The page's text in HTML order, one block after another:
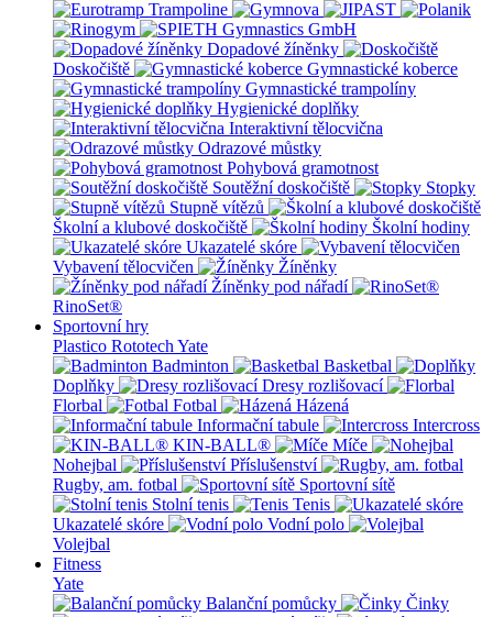
Dopadové žíněnky
Doskočiště
Gymnastické koberce
Gymnastické trampolíny
Hygienické doplňky
Interaktivní tělocvična
Odrazové můstky
Pohybová gramotnost
Soutěžní doskočiště
Stopky
Stupně vítězů
Školní a klubové doskočiště
Školní hodiny
Ukazatelé skóre
Vybavení tělocvičen
Žíněnky
Žíněnky pod nářadí
RinoSet®
Sportovní hry
Plastico Rototech Yate
Badminton
Basketbal
Doplňky
Dresy rozlišovací
Florbal
Fotbal
Házená
Informační tabule
Intercross
KIN-BALL®
Míče
Nohejbal
Příslušenství
Rugby, am. fotbal
Sportovní sítě
Stolní tenis
Tenis
Ukazatelé skóre
Vodní polo
Volejbal
Fitness
Yate
Balanční pomůcky
Činky